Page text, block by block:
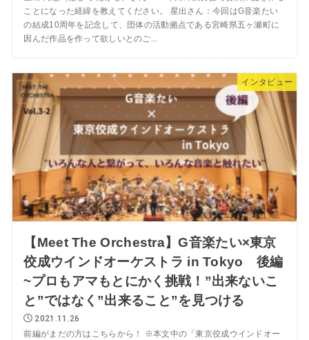
ことになった経緯を教えてください。 星出さん：今回はG音楽たい
の結成10周年を記念して、団体の活動拠点である宮崎県五ヶ瀬町に
因んだ作品を作って欲しいとのご...
インタビュー
【Meet The Orchestra】G音楽たい×東京
佼成ウインドオーケストラ in Tokyo 後編
~プロもアマもとにかく挑戦！”出来ないこ
と”ではなく”出来ること”を見つける
2021.11.26
前編がまだの方はこちらから！ ※本文中の「東京佼成ウインドオー